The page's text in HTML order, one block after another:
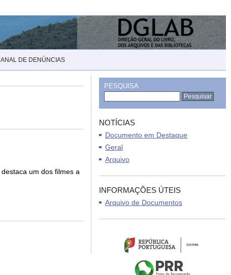
DE DENÚNCIAS
um dos filmes a
PESQUISA
NOTÍCIAS
Documento em Destaque
Geral
Arquivo
INFORMAÇÕES ÚTEIS
Arquivo de Documentos